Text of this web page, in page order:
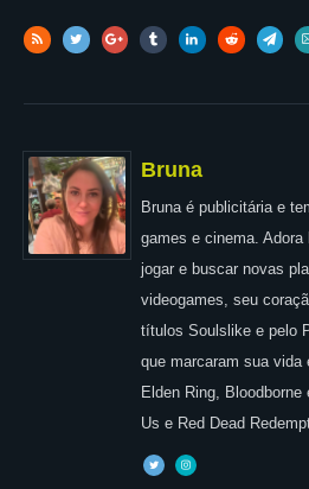
Bruna
Bruna é publicitária e
games e cinema. Adora
jogar e buscar novas
videogames, seu
títulos Soulslike e pelo
que marcaram sua vida
Elden Ring,
Us e Red Dead